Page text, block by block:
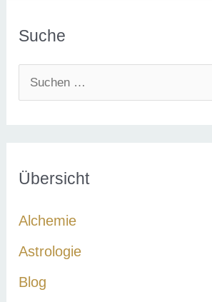
Suche
u
e
n
a
Übersicht
Alchemie
Astrologie
Blog